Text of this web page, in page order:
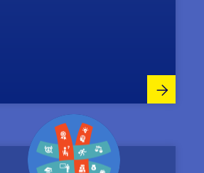
Image